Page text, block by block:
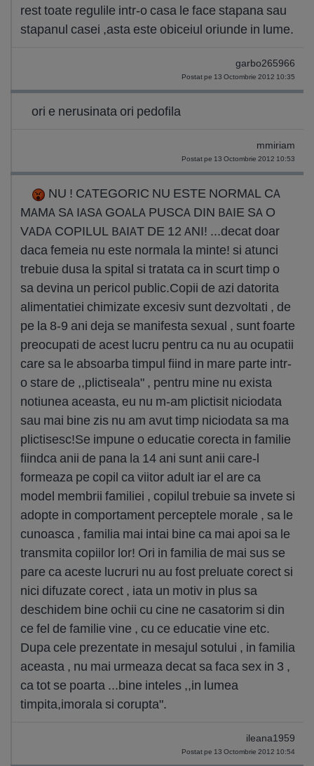
rest toate regulile intr-o casa le face stapana sau
stapanul casei ,asta este obiceiul oriunde in lume.
garbo265966
Postat pe 13 Octombrie 2012 10:35
ori e nerusinata ori pedofila
mmiriam
Postat pe 13 Octombrie 2012 10:53
NU ! CATEGORIC NU ESTE NORMAL CA
MAMA SA IASA GOALA PUSCA DIN BAIE SA O
VADA COPILUL BAIAT DE 12 ANI! ...decat doar
daca femeia nu este normala la minte! si atunci
trebuie dusa la spital si tratata ca in scurt timp o
sa devina un pericol public.Copii de azi datorita
alimentatiei chimizate excesiv sunt dezvoltati , de
pe la 8-9 ani deja se manifesta sexual , sunt foarte
preocupati de acest lucru pentru ca nu au ocupatii
care sa le absoarba timpul fiind in mare parte intr-
o stare de ,,plictiseala" , pentru mine nu exista
notiunea aceasta, eu nu m-am plictisit niciodata
sau mai bine zis nu am avut timp niciodata sa ma
plictisesc!Se impune o educatie corecta in familie
fiindca anii de pana la 14 ani sunt anii care-l
formeaza pe copil ca viitor adult iar el are ca
model membrii familiei , copilul trebuie sa invete si
adopte in comportament perceptele morale , sa le
cunoasca , familia mai intai bine ca mai apoi sa le
transmita copiilor lor! Ori in familia de mai sus se
pare ca aceste lucruri nu au fost preluate corect si
nici difuzate corect , iata un motiv in plus sa
deschidem bine ochii cu cine ne casatorim si din
ce fel de familie vine , cu ce educatie vine etc.
Dupa cele prezentate in mesajul sotului , in familia
aceasta , nu mai urmeaza decat sa faca sex in 3 ,
ca tot se poarta ...bine inteles ,,in lumea
timpita,imorala si corupta".
ileana1959
Postat pe 13 Octombrie 2012 10:54